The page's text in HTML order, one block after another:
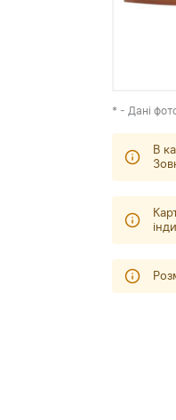
* - Дані
В